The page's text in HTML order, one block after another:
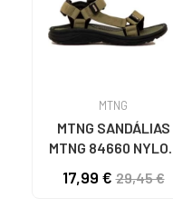
MTNG
MTNG SANDÁLIAS
MTNG 84660 NYLON
C59785 - - NYLON
17,99 €29,45 €